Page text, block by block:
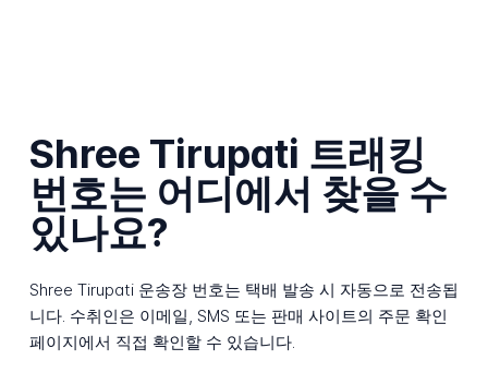
Shree Tirupati 트래킹
번호는 어디에서 찾을 수
있나요?
Shree Tirupati 운송장 번호는 택배 발송 시 자동으로 전송됩
니다. 수취인은 이메일, SMS 또는 판매 사이트의 주문 확인
페이지에서 직접 확인할 수 있습니다.